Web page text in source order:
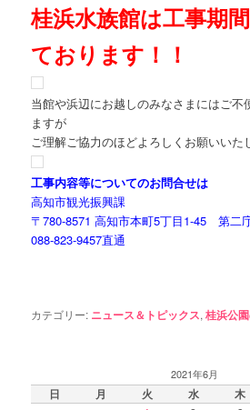
へ
移
動
移
動
桂浜水族館は工事期
ております！！
当館や浜辺にお越しのみなさまにはご不
ますが
ご理解ご協力のほどよろしくお願いいた
工事内容等についてのお問合せは
高知市観光振興課
〒780-8571 高知市本町5丁目1-45第二
088-823-9457直通
カテゴリー: ニュース＆トピックス,桂浜公
2021年6月
日 月 火 水 木